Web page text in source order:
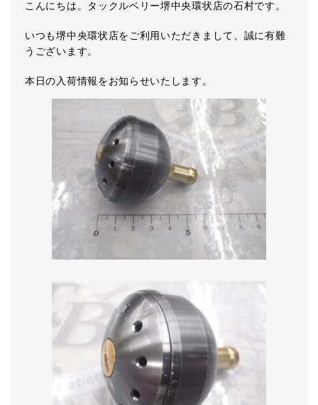
こんにちは。タックルベリー堺中央環状店の石村です。
いつも堺中央環状店をご利用いただきまして、誠に有難
うございます。
本日の入荷情報をお知らせいたします。